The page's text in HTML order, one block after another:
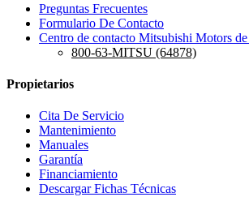
Preguntas Frecuentes
Formulario De Contacto
Centro de contacto Mitsubishi Motors
800-63-MITSU (64878)
Propietarios
Cita De Servicio
Mantenimiento
Manuales
Garantía
Financiamiento
Descargar Fichas Técnicas